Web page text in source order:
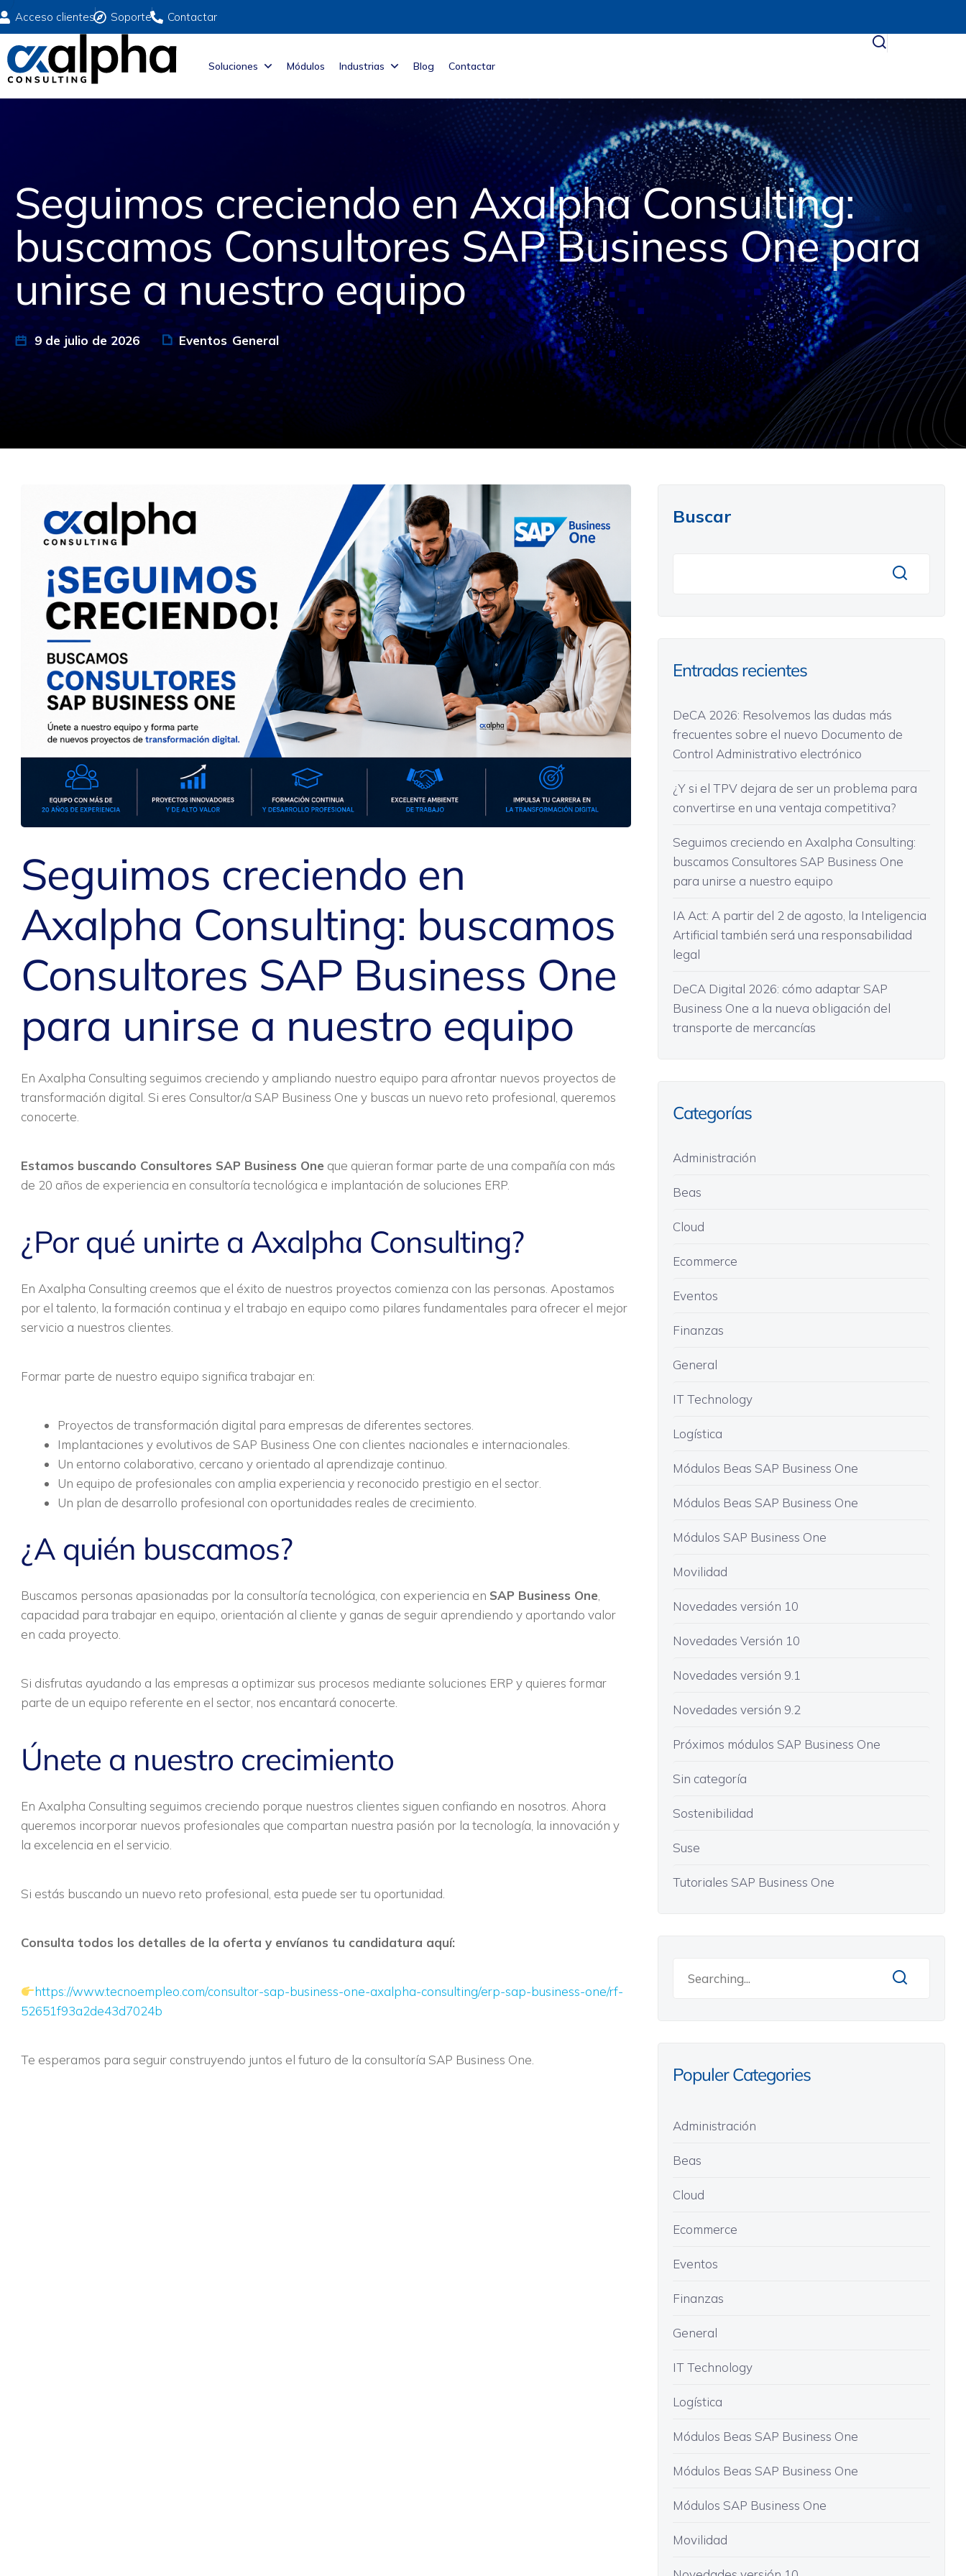
Acceso clientes Soporte Contactar
Soluciones Módulos Industrias Blog Contactar
Seguimos creciendo en Axalpha Consulting:
buscamos Consultores SAP Business One para
unirse a nuestro equipo
9 de julio de 2026 Eventos,General
Seguimos creciendo en
Axalpha Consulting: buscamos
Consultores SAP Business One
para unirse a nuestro equipo
En Axalpha Consulting seguimos creciendo y ampliando nuestro equipo para afrontar nuevos proyectos de
transformación digital. Si eres Consultor/a SAP Business One y buscas un nuevo reto profesional, queremos
conocerte.
Estamos buscando Consultores SAP Business One que quieran formar parte de una compañía con más
de 20 años de experiencia en consultoría tecnológica e implantación de soluciones ERP.
¿Por qué unirte a Axalpha Consulting?
En Axalpha Consulting creemos que el éxito de nuestros proyectos comienza con las personas. Apostamos
por el talento, la formación continua y el trabajo en equipo como pilares fundamentales para ofrecer el mejor
servicio a nuestros clientes.
Formar parte de nuestro equipo significa trabajar en:
Proyectos de transformación digital para empresas de diferentes sectores.
Implantaciones y evolutivos de SAP Business One con clientes nacionales e internacionales.
Un entorno colaborativo, cercano y orientado al aprendizaje continuo.
Un equipo de profesionales con amplia experiencia y reconocido prestigio en el sector.
Un plan de desarrollo profesional con oportunidades reales de crecimiento.
¿A quién buscamos?
Buscamos personas apasionadas por la consultoría tecnológica, con experiencia en SAP Business One
capacidad para trabajar en equipo, orientación al cliente y ganas de seguir aprendiendo y aportando valor
en cada proyecto.
Si disfrutas ayudando a las empresas a optimizar sus procesos mediante soluciones ERP y quieres formar
parte de un equipo referente en el sector, nos encantará conocerte.
Únete a nuestro crecimiento
En Axalpha Consulting seguimos creciendo porque nuestros clientes siguen confiando en nosotros. Ahora
queremos incorporar nuevos profesionales que compartan nuestra pasión por la tecnología, la innovación y
la excelencia en el servicio.
Si estás buscando un nuevo reto profesional, esta puede ser tu oportunidad.
Consulta todos los detalles de la oferta y envíanos tu candidatura aquí:
https://www.tecnoempleo.com/consultor-sap-business-one-axalpha-consulting/erp-sap-business-one/rf-
52651f93a2de43d7024b
Te esperamos para seguir construyendo juntos el futuro de la consultoría SAP Business One.
Buscar
Entradas recientes
DeCA 2026: Resolvemos las dudas más
frecuentes sobre el nuevo Documento de
Control Administrativo electrónico
¿Y si el TPV dejara de ser un problema para
convertirse en una ventaja competitiva?
Seguimos creciendo en Axalpha Consulting:
buscamos Consultores SAP Business One
para unirse a nuestro equipo
IA Act: A partir del 2 de agosto, la Inteligencia
Artificial también será una responsabilidad
legal
DeCA Digital 2026: cómo adaptar SAP
Business One a la nueva obligación del
transporte de mercancías
Categorías
Administración
Beas
Cloud
Ecommerce
Eventos
Finanzas
General
IT Technology
Logística
Módulos Beas SAP Business One
Módulos Beas SAP Business One
Módulos SAP Business One
Movilidad
Novedades versión 10
Novedades Versión 10
Novedades versión 9.1
Novedades versión 9.2
Próximos módulos SAP Business One
Sin categoría
Sostenibilidad
Suse
Tutoriales SAP Business One
Populer Categories
Administración
Beas
Cloud
Ecommerce
Eventos
Finanzas
General
IT Technology
Logística
Módulos Beas SAP Business One
Módulos Beas SAP Business One
Módulos SAP Business One
Movilidad